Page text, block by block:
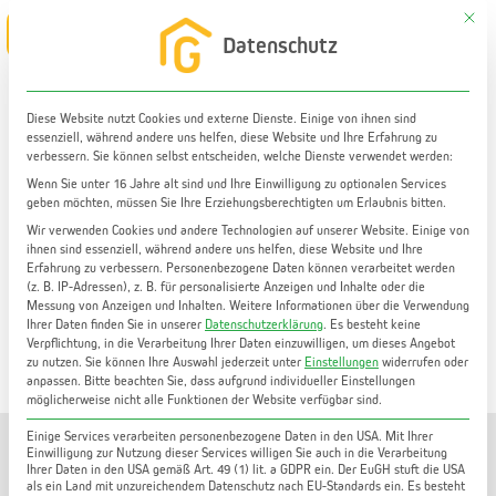
Zum
Inhalt
Wohnung kaufen
Helle 2-Zimmer-Wohnung in Graz Gries | 40 m² WF |
Einbauküche | inkl. Kellerabteil | Parkplatz
Mit
Datenschutz
Diese Website nutzt Cookies und externe Dienste. Einige von ihnen sind
essenziell, während andere uns helfen, diese Website und Ihre Erfahrung zu
verbessern. Sie können selbst entscheiden, welche Dienste verwendet werden:
Wenn Sie unter 16 Jahre alt sind und Ihre Einwilligung zu optionalen Services
geben möchten, müssen Sie Ihre Erziehungsberechtigten um Erlaubnis bitten.
Wir verwenden Cookies und andere Technologien auf unserer Website. Einige von
ihnen sind essenziell, während andere uns helfen, diese Website und Ihre
Erfahrung zu verbessern. Personenbezogene Daten können verarbeitet werden
(z. B. IP-Adressen), z. B. für personalisierte Anzeigen und Inhalte oder die
Messung von Anzeigen und Inhalten. Weitere Informationen über die Verwendung
Ihrer Daten finden Sie in unserer Datenschutzerklärung. Es besteht keine
Verpflichtung, in die Verarbeitung Ihrer Daten einzuwilligen, um dieses Angebot
zu nutzen. Sie können Ihre Auswahl jederzeit unter Einstellungen widerrufen oder
anpassen. Bitte beachten Sie, dass aufgrund individueller Einstellungen
möglicherweise nicht alle Funktionen der Website verfügbar sind.
Einige Services verarbeiten personenbezogene Daten in den USA. Mit Ihrer
Einwilligung zur Nutzung dieser Services willigen Sie auch in die Verarbeitung
Ihrer Daten in den USA gemäß Art. 49 (1) lit. a GDPR ein. Der EuGH stuft die USA
als ein Land mit unzureichendem Datenschutz nach EU-Standards ein. Es besteht